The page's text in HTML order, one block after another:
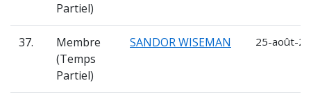
Partiel)
37.
Membre
(Temps
Partiel)
SANDOR WISEMAN 25-août-